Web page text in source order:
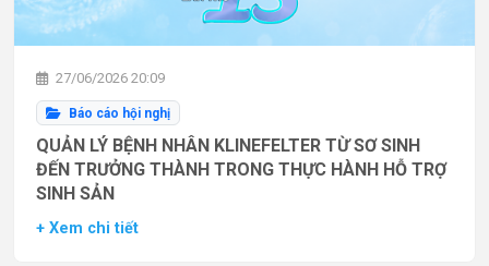
27/06/2026 20:09
Báo cáo hội nghị
QUẢN LÝ BỆNH NHÂN KLINEFELTER TỪ SƠ SINH
ĐẾN TRƯỞNG THÀNH TRONG THỰC HÀNH HỖ TRỢ
SINH SẢN
+ Xem chi tiết